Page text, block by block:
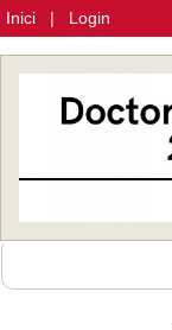
Inici | Login